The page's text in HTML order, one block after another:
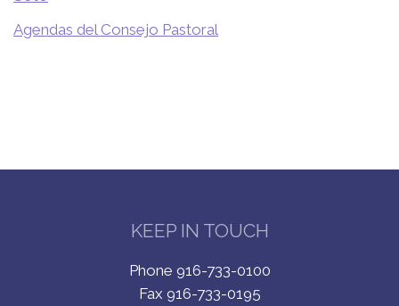
Agendas del Consejo Pastoral
KEEP IN TOUCH
Phone 916-733-0100
Fax 916-733-0195